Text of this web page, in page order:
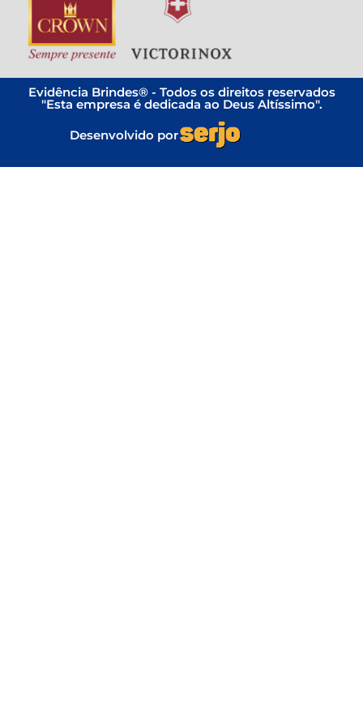
Evidência Brindes® - Todos os direitos reservados
"Esta empresa é dedicada ao Deus Altíssimo".
Desenvolvido por